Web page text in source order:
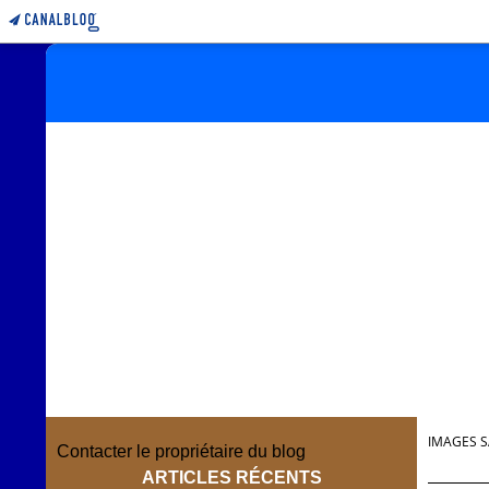
Contacter le propriétaire du blog
ARTICLES RÉCENTS
IMAGES